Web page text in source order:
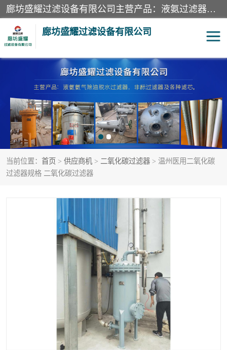
廊坊盛耀过滤设备有限公司主营产品：液氨过滤器、沼气过滤器、氨气分离器、二氧化碳过滤器、过滤器、液氨氨气过滤器、天然气过滤器、管道过滤器、*过滤器、液氨除油除水过滤器、氨气除油除水过滤器、焦炉煤气除焦油过滤器等。
廊坊盛耀过滤设备有限公司
当前位置： 首页 > 供应商机 > 二氧化碳过滤器 > 温州医用二氧化碳
过滤器规格 二氧化碳过滤器
二氧化碳过滤器 过滤器
液氨氨气过滤器 沼气过滤器
天然气过滤器 管道过滤器
甲醇过滤器 液氨除油除水过滤器
硝酸尾气分离器 酸雾聚结分离器
高炉煤气过滤器 替代进口过滤器
化工盐酸气聚结器 耐腐蚀除雾器滤芯